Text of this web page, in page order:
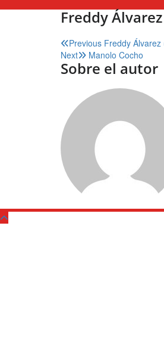
Freddy
Navegación
de
entradas
Previous Freddy Álvarez
Next
Manolo Cocho
Sobre el autor